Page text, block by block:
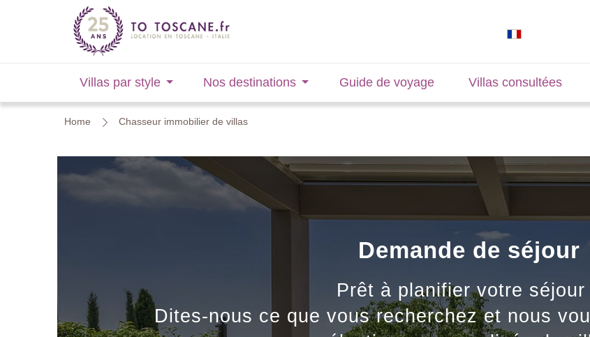
Villas par style Nos destinations Guide de voyage Villas consultées
Home Chasseur immobilier de villas
Demande de séjour
Prêt à planifier votre séjour
Dites-nous ce que vous recherchez et nous